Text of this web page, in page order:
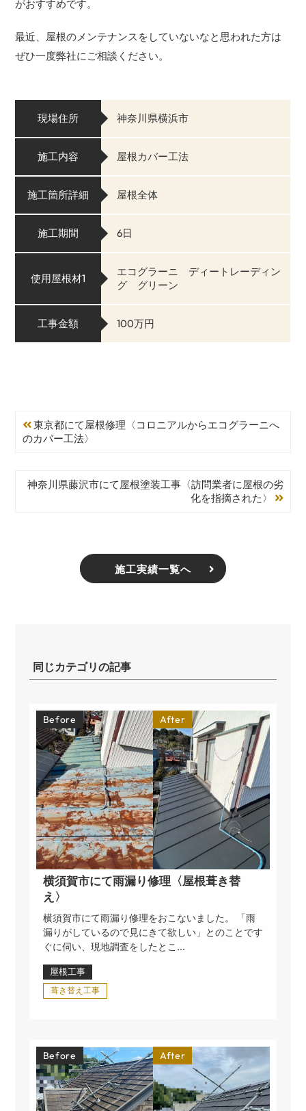
がおすすめです。
最近、屋根のメンテナンスをしていないなと思われた方は
ぜひ一度弊社にご相談ください。
現場住所 神奈川県横浜市
施工内容 屋根カバー工法
施工箇所詳細 屋根全体
施工期間 6日
使用屋根材1
エコグラーニ ディートレーディン
グ グリーン
工事金額 100万円
東京都にて屋根修理〈コロニアルからエコグラーニへ
のカバー工法〉
神奈川県藤沢市にて屋根塗装工事〈訪問業者に屋根の劣
化を指摘された〉
施工実績一覧へ
同じカテゴリの記事
Before After
横須賀市にて雨漏り修理〈屋根葺き替
え〉
横須賀市にて雨漏り修理をおこないました。 「雨
漏りがしているので見にきて欲しい」とのことです
ぐに伺い、現地調査をしたとこ...
屋根工事
葺き替え工事
Before After